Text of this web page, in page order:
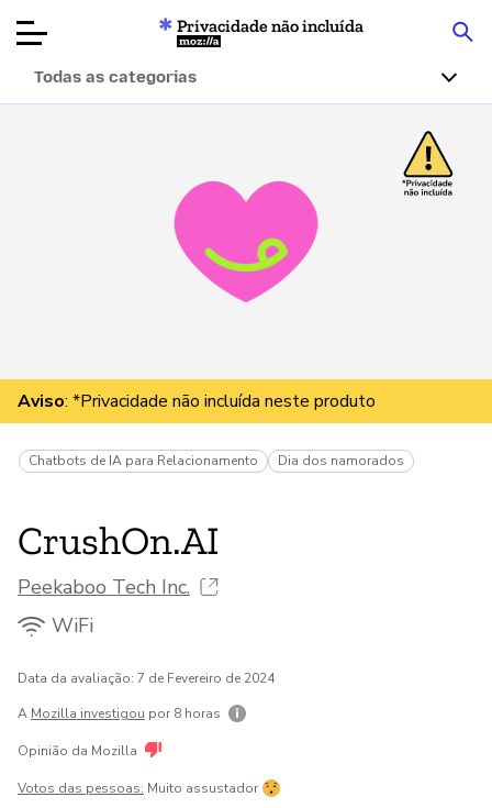
Artigos
Sobre
Privacidade não incluída
Mozilla
Todas as categorias
Aviso: *Privacidade não incluída neste produto
Chatbots de IA para Relacionamento Dia dos namorados
CrushOn.AI
Peekaboo Tech Inc.
WiFi
Data da avaliação: 7 de Fevereiro de 2024
A Mozilla investigou por 8 horas
Opinião da Mozilla
Votos das pessoas: Muito assustador